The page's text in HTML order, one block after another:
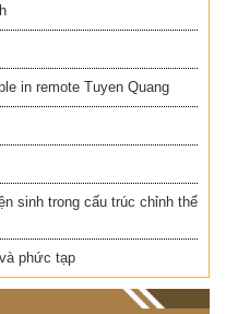
in remote Tuyen Quang
sinh trong cấu trúc chỉnh thể
phức tạp